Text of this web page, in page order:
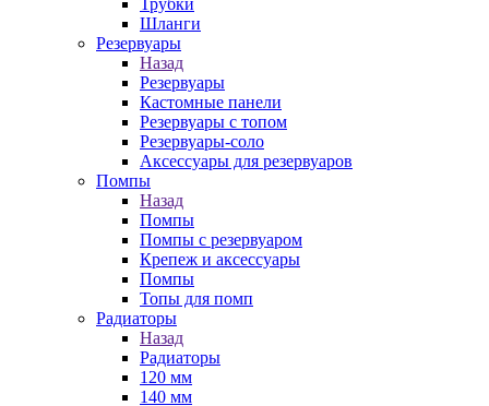
Трубки
Шланги
Резервуары
Назад
Резервуары
Кастомные панели
Резервуары с топом
Резервуары-соло
Аксессуары для резервуаров
Помпы
Назад
Помпы
Помпы с резервуаром
Крепеж и аксессуары
Помпы
Топы для помп
Радиаторы
Назад
Радиаторы
120 мм
140 мм